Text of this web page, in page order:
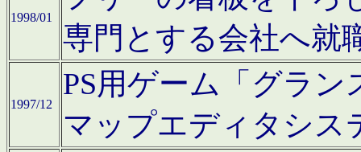
1998/01
専門とする会社へ就
1997/12
PS用ゲーム「グラン
マップエディタシス